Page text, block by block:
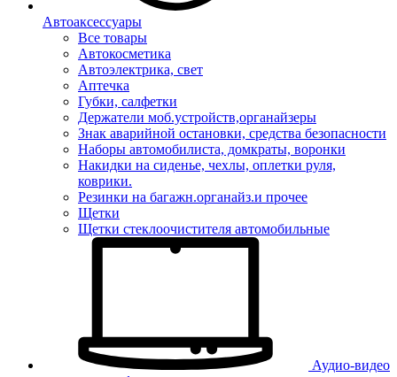
Автоаксессуары
Все товары
Автокосметика
Автоэлектрика, свет
Аптечка
Губки, салфетки
Держатели моб.устройств,органайзеры
Знак аварийной остановки, средства безопасности
Наборы автомобилиста, домкраты, воронки
Накидки на сиденье, чехлы, оплетки руля,
коврики.
Резинки на багажн.органайз.и прочее
Щетки
Щетки стеклоочистителя автомобильные
Аудио-видео